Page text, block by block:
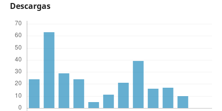
Descargas